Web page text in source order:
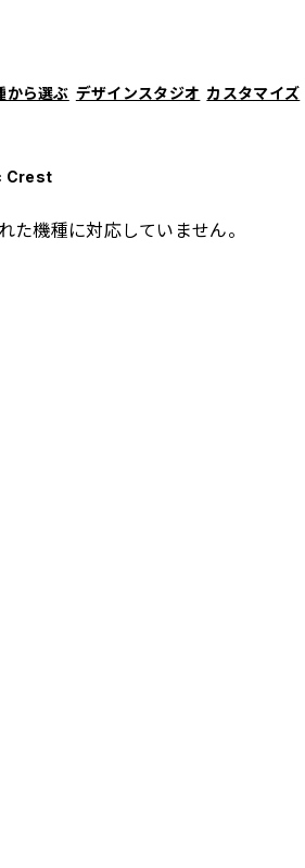
から選ぶ デザインスタジオ カスタマイズ
Crest
機種に対応していません。